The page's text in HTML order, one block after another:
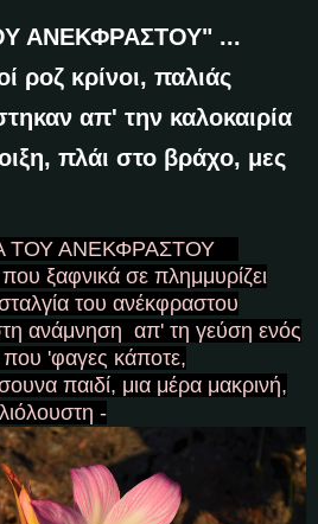
ΑΝΕΚΦΡΑΣΤΟΥ" ...
ροζ κρίνοι, παλιάς
απ' την καλοκαιρία
πλάι στο βράχο, μες
ΤΟΥ ΑΝΕΚΦΡΑΣΤΟΥ
ξαφνικά σε πλημμυρίζει
του ανέκφραστου
ανάμνηση απ' τη γεύση ενός
'φαγες κάποτε,
παιδί, μια μέρα μακρινή,
λιόλουστη -